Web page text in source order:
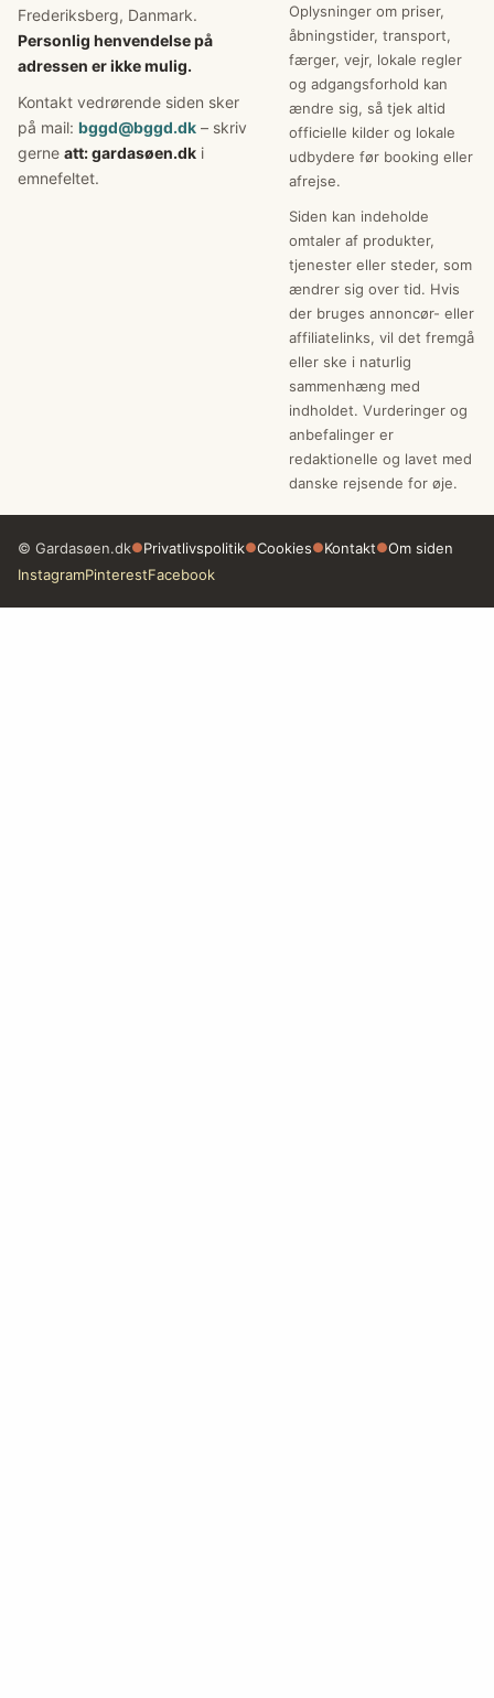
Frederiksberg, Danmark.
Personlig henvendelse på
adressen er ikke mulig.
Kontakt vedrørende siden sker
på mail: bggd@bggd.dk – skriv
gerne att: gardasøen.dk i
emnefeltet.
Oplysninger om priser,
åbningstider, transport,
færger, vejr, lokale regler
og adgangsforhold kan
ændre sig, så tjek altid
officielle kilder og lokale
udbydere før booking eller
afrejse.
Siden kan indeholde
omtaler af produkter,
tjenester eller steder, som
ændrer sig over tid. Hvis
der bruges annoncør- eller
affiliatelinks, vil det fremgå
eller ske i naturlig
sammenhæng med
indholdet. Vurderinger og
anbefalinger er
redaktionelle og lavet med
danske rejsende for øje.
© Gardasøen.dk●Privatlivspolitik●Cookies●Kontakt●Om siden
InstagramPinterestFacebook